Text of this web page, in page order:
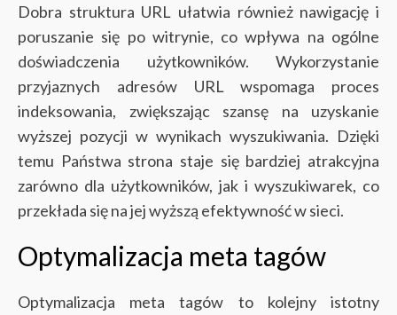
Dobra struktura URL ułatwia również nawigację i
poruszanie się po witrynie, co wpływa na ogólne
doświadczenia użytkowników. Wykorzystanie
przyjaznych adresów URL wspomaga proces
indeksowania, zwiększając szansę na uzyskanie
wyższej pozycji w wynikach wyszukiwania. Dzięki
temu Państwa strona staje się bardziej atrakcyjna
zarówno dla użytkowników, jak i wyszukiwarek, co
przekłada się na jej wyższą efektywność w sieci.
Optymalizacja meta tagów
Optymalizacja meta tagów to kolejny istotny